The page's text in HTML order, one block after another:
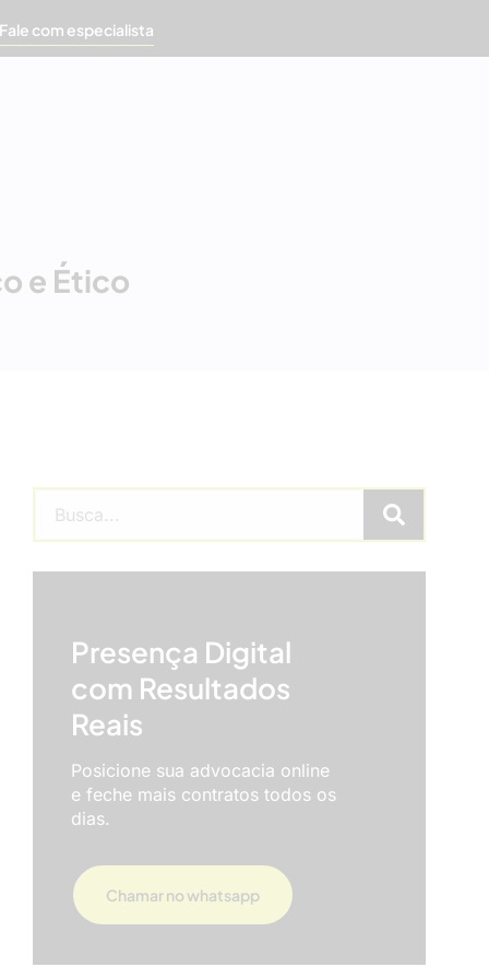
Fale com especialista
e Ético
Presença Digital
com Resultados
Reais
Posicione sua advocacia online
e feche mais contratos todos os
dias.
Chamar no whatsapp